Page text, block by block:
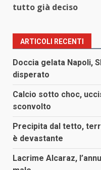
tutto già deciso
ARTICOLI RECENTI
Doccia gelata Napoli,
disperato
Calcio sotto choc,
sconvolto
Precipita dal tetto,
è devastante
Lacrime Alcaraz,